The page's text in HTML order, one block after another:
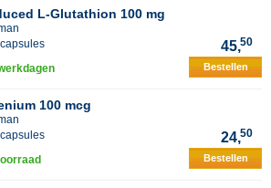
L-Glutathion 100 mg
45,50
Bestellen
100 mcg
24,50
Bestellen